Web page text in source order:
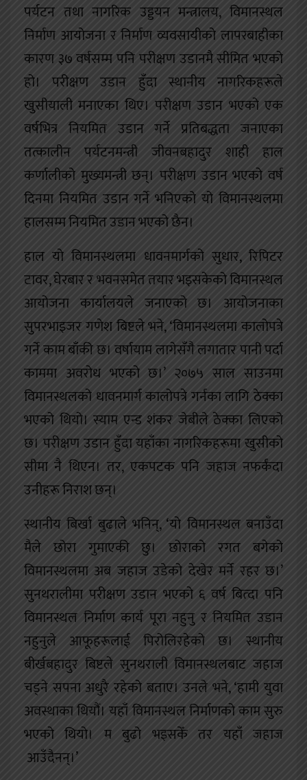
पर्यटन तथा नागरिक उड्डयन मन्त्रालय, विमानस्थल
निर्माण आयोजना र निर्माण व्यवसायीको लापरबाहीका
कारण ३७ वर्षसम्म पनि परीक्षण उडानमै सीमित भएको
हो। परीक्षण उडान हुँदा स्थानीय नागरिकहरूले
खुसीयाली मनाएका थिए। परीक्षण उडान भएको एक
वर्षभित्र नियमित उडान गर्ने प्रतिबद्धता जनाएका
तत्कालीन पर्यटनमन्त्री जीवनबहादुर शाही हाल
कर्णालीको मुख्यमन्त्री छन्। परीक्षण उडान भएको वर्ष
दिनमा नियमित उडान गर्ने भनिएको यो विमानस्थलमा
हालसम्म नियमित उडान भएको छैन।
हाल यो विमानस्थलमा धावनमार्गको सुधार, रिपिटर
टावर, घेरबार र भवनसमेत तयार भइसकेको विमानस्थल
आयोजना कार्यालयले जनाएको छ। आयोजनाका
सुपरभाइजर गणेश बिष्टले भने, ‘विमानस्थलमा कालोपत्रे
गर्ने काम बाँकी छ। वर्षायाम लागेसँगै लगातार पानी पर्दा
काममा अवरोध भएको छ।’ २०७५ साल साउनमा
विमानस्थलको धावनमार्ग कालोपत्रे गर्नका लागि ठेक्का
भएको थियो। स्याम एन्ड शंकर जेबीले ठेक्का लिएको
छ। परीक्षण उडान हुँदा यहाँका नागरिकहरूमा खुसीको
सीमा नै थिएन। तर, एकपटक पनि जहाज नफर्कंदा
उनीहरू निराश छन्।
स्थानीय बिर्खा बुढाले भनिन्, ‘यो विमानस्थल बनाउँदा
मैले छोरा गुमाएकी छु। छोराको रगत बगेको
विमानस्थलमा अब जहाज उडेको देखेर मर्ने रहर छ।’
सुनथरालीमा परीक्षण उडान भएको ६ वर्ष बित्दा पनि
विमानस्थल निर्माण कार्य पूरा नहुनु र नियमित उडान
नहुनुले आफूहरूलाई पिरोलिरहेको छ। स्थानीय
बीर्खबहादुर बिष्टले सुनथराली विमानस्थलबाट जहाज
चड्ने सपना अधुरै रहेको बताए। उनले भने, ‘हामी युवा
अवस्थाका थियौं। यहाँ विमानस्थल निर्माणको काम सुरु
भएको थियो। म बुढो भइसकेँ तर यहाँ जहाज
आउँदैनन्।’